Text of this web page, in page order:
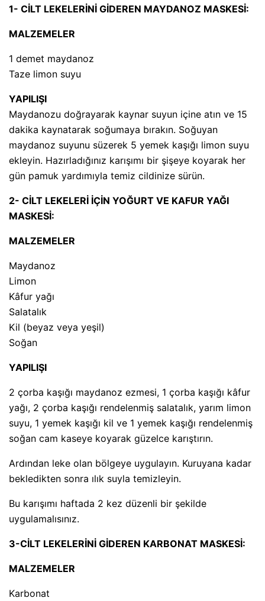
1- CİLT LEKELERİNİ GİDEREN MAYDANOZ MASKESİ:
MALZEMELER
1 demet maydanoz
Taze limon suyu
YAPILIŞI
Maydanozu doğrayarak kaynar suyun içine atın ve 15
dakika kaynatarak soğumaya bırakın. Soğuyan
maydanoz suyunu süzerek 5 yemek kaşığı limon suyu
ekleyin. Hazırladığınız karışımı bir şişeye koyarak her
gün pamuk yardımıyla temiz cildinize sürün.
2- CİLT LEKELERİ İÇİN YOĞURT VE KAFUR YAĞI
MASKESİ:
MALZEMELER
Maydanoz
Limon
Kâfur yağı
Salatalık
Kil (beyaz veya yeşil)
Soğan
YAPILIŞI
2 çorba kaşığı maydanoz ezmesi, 1 çorba kaşığı kâfur
yağı, 2 çorba kaşığı rendelenmiş salatalık, yarım limon
suyu, 1 yemek kaşığı kil ve 1 yemek kaşığı rendelenmiş
soğan cam kaseye koyarak güzelce karıştırın.
Ardından leke olan bölgeye uygulayın. Kuruyana kadar
bekledikten sonra ılık suyla temizleyin.
Bu karışımı haftada 2 kez düzenli bir şekilde
uygulamalısınız.
3-CİLT LEKELERİNİ GİDEREN KARBONAT MASKESİ:
MALZEMELER
Karbonat